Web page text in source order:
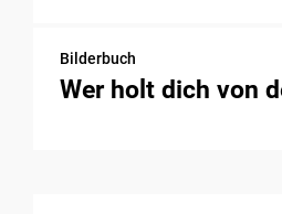
Bilderbuch
Wer holt dich von